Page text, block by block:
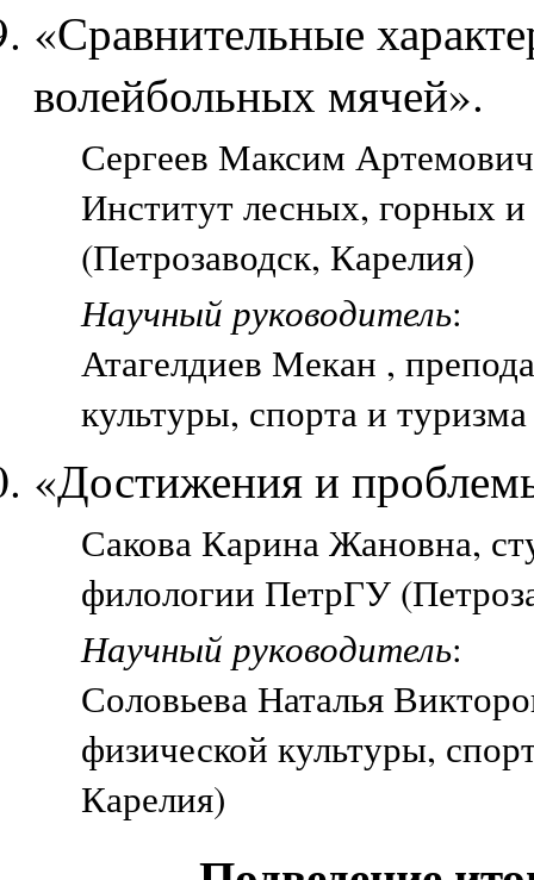
«Сравнительные
волейбольных мячей».
Сергеев Максим
Институт лесных, горных
(Петрозаводск, Карелия)
Научный руководитель:
Атагелдиев Мекан ,
культуры, спорта и
«Достижения и
Сакова Карина Жановна,
филологии ПетрГУ
Научный руководитель:
Соловьева Наталья
физической культуры,
Карелия)